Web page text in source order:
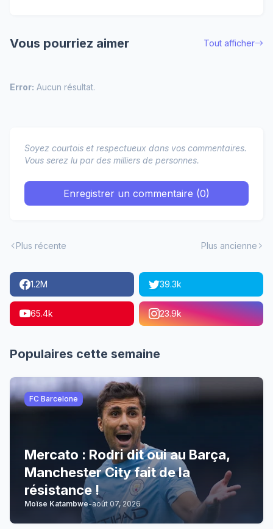
Vous pourriez aimer Tout afficher
Error: Aucun résultat.
Soyez courtois et respectueux dans vos commentaires.
Vous serez lu par des milliers de personnes.
Enregistrer un commentaire (0)
Plus récente Plus ancienne
1.2M 39.3k
65.4k 23.9k
Populaires cette semaine
FC Barcelone
Mercato : Rodri dit oui au Barça,
Manchester City fait de la
résistance !
Moïse Katambwe-août 07, 2026